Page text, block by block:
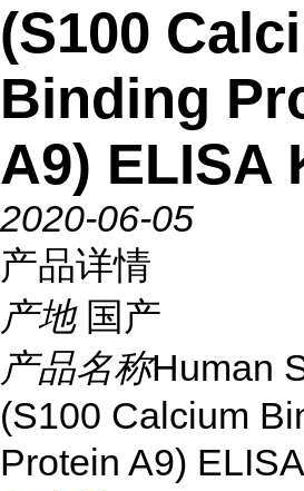
(S100
Binding
A9) ELISA
2020-06-05
产品详情
产地 国产
产品名称Human
(S100 Calcium
Protein A9)